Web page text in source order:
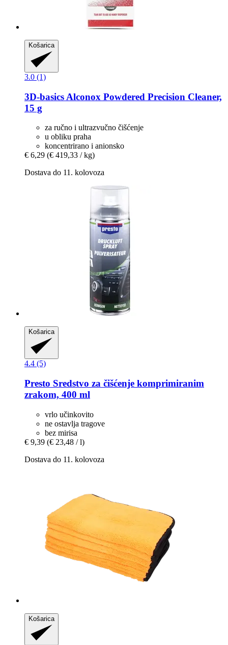
Košarica
3.0 (1)
3D-basics Alconox Powdered Precision Cleaner,
15 g
za ručno i ultrazvučno čišćenje
u obliku praha
koncentrirano i anionsko
€ 6,29 (€ 419,33 / kg)
Dostava do 11. kolovoza
Košarica
4.4 (5)
Presto Sredstvo za čišćenje komprimiranim
zrakom, 400 ml
vrlo učinkovito
ne ostavlja tragove
bez mirisa
€ 9,39 (€ 23,48 / l)
Dostava do 11. kolovoza
Košarica